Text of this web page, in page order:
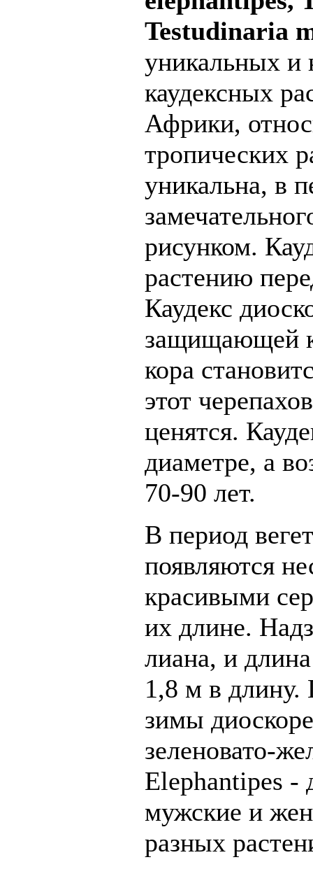
Testudinaria
уникальных и
каудексных
Африки,
тропических
уникальна, в
рисунком.
растению
Каудекс
защищающей
кора
этот
ценятся.
диаметре, а
70-90 лет.
В период
появляются
красивыми
их длине.
лиана, и
1,8 м в длину.
зимы
зеленовато-
Elephantipes -
мужские и
разных